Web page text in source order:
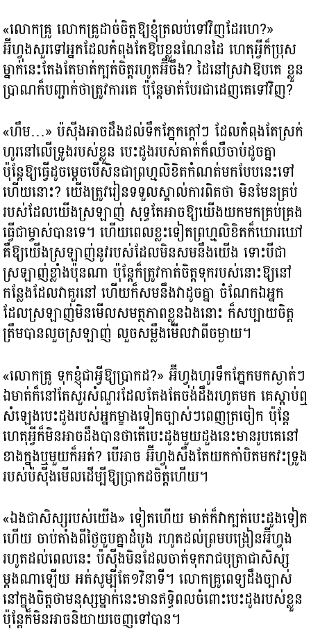
«លោកគ្រូ លោកគ្រូដាច់ចិត្តឱ្យខ្ញុំត្រលប់ទៅវិញដែរហេ?​»
អ៊ីហ្វុងសួរទៅអ្នកដែលកំពុងតែឱបខ្លួនណែនដៃ ហេតុអ្វីក៏ប្រុស
ម្នាក់នេះតែងតែមាត់ក្បត់ចិត្តរហូតអ៊ីចឹង? ដៃនៅស្រវាឱបគេ ខ្លួន
ប្រាណក៏បញ្ជាក់ថាត្រូវការគេ ប៉ុន្តែមាត់បែរជាដេញគេទៅវិញ?
«ហឹម…» ប៉ស៊ីងអាចដឹងដល់ទឹកភ្នែកក្ដៅៗ ដែលកំពុងតែស្រក់
ហូរនៅលើទ្រូងរបស់ខ្លួន បេះដូងរបស់គាត់ក៏ឈឺចាប់ដូចគ្នា
ប៉ុន្តែឱ្យធ្វើដូចម្ដេចបើសិនជាព្រហ្មលិខិតកំណត់មកបែបនេះទៅ
ហើយនោះ? យើងត្រូវរៀនទទួលស្គាល់ការពិតថា មិនមែនគ្រប់
របស់ដែលយើងស្រឡាញ់ សុទ្ធតែអាចឱ្យយើងយកមកគ្រប់គ្រង
ធ្វើជាម្ចាស់បានទេ។ ហើយពេលខ្លះទៀតព្រហ្មលិខិតក៏ឃោរឃៅ
គឺឱ្យយើងស្រឡាញ់នូវរបស់ដែលមិនសមនឹងយើង ទោះបីជា
ស្រឡាញ់ខ្លាំងប៉ុនណា ប៉ុន្តែក៏ត្រូវកាត់ចិត្តទុករបស់នោះឱ្យនៅ
កន្លែងដែលវាគួរនៅ ហើយក៏សមនឹងវាដូចគ្នា ចំណែកឯអ្នក
ដែលស្រឡាញ់មិនមើលសមត្ថភាពខ្លួនឯងនោះ ក៏សប្បាយចិត្ត
ត្រឹមបានលួចស្រឡាញ់ លួចសម្លឹងមើលវាពីចម្ងាយ។
«លោកគ្រូ ទុកខ្ញុំជាអ្វីឱ្យប្រាកដ?​» អ៊ីហ្វុងហូរទឹកភ្នែកមកស្ងាត់ៗ
ឯមាត់ក៏នៅតែសួរសំណួរដែលតែងតែចង់ដឹងរហូតមក គេស្ដាប់ឮ
សំឡេងបេះដូងរបស់អ្នកម្ខាងទៀតច្បាស់ៗពេញត្រចៀក ប៉ុន្តែ
ហេតុអ្វីក៏មិនអាចដឹងបានថាតើបេះដូងមួយដួងនេះមានរូបគេនៅ
ខាងក្នុងឬមួយក៏អត់? បើអាច អ៊ីហ្វុងសឹងតែយកកាំបិតមកវះទ្រូង
របស់ប៉ស៊ីងមើលដើម្បីឱ្យប្រាកដចិត្តហើយ។
«ឯងជាសិស្សរបស់យើង» ទៀតហើយ មាត់ក៏វាក្បត់បេះដូងទៀត
ហើយ ចាប់តាំងពីថ្ងៃចួបគ្នាដំបូង រហូតដល់ព្រមបង្រៀនអ៊ីហ្វុង
រហូតដល់ពេលនេះ ប៉ស៊ីងមិនដែលចាត់ទុករាជបុត្រាជាសិស្ស
ម្ដងណាឡើយ អត់សូម្បីតែ១វិនាទី។ លោកគ្រូពេទ្យដឹងច្បាស់
នៅក្នុងចិត្តថាមនុស្សម្នាក់នេះមានឥទ្ធិពលចំពោះបេះដូងរបស់ខ្លួន
ប៉ុន្តែក៏មិនអាចនិយាយចេញទៅបាន។